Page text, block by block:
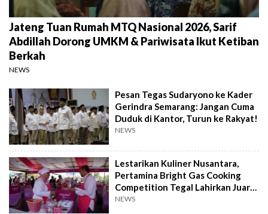
Jateng Tuan Rumah MTQ Nasional 2026, Sarif
Abdillah Dorong UMKM & Pariwisata Ikut Ketiban
Berkah
NEWS
Pesan Tegas Sudaryono ke Kader
Gerindra Semarang: Jangan Cuma
Duduk di Kantor, Turun ke Rakyat!
NEWS
Lestarikan Kuliner Nusantara,
Pertamina Bright Gas Cooking
Competition Tegal Lahirkan Juara
Baru
NEWS